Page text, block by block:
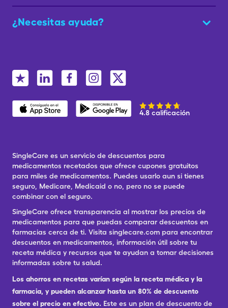
¿Necesitas ayuda?
4.8 calificación
SingleCare es un servicio de descuentos para
medicamentos recetados que ofrece cupones gratuitos
para miles de medicamentos. Puedes usarlo aun si tienes
seguro, Medicare, Medicaid o no, pero no se puede
combinar con el seguro.
SingleCare ofrece transparencia al mostrar los precios de
medicamentos para que puedas comparar descuentos en
farmacias cerca de ti. Visita singlecare.com para encontrar
descuentos en medicamentos, información útil sobre tu
receta médica y recursos que te ayudan a tomar decisiones
informadas sobre tu salud.
Los ahorros en recetas varían según la receta médica y la
farmacia, y pueden alcanzar hasta un 80% de descuento
sobre el precio en efectivo. Este es un plan de descuento de